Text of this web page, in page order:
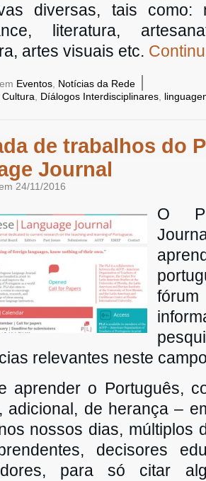
diversas, tais como:
literatura,
artes visuais etc.
Eventos Notícias da Rede |
Cultura Díálogos Interdisciplinares
de trabalhos do
Journal
24/11/2016
O
relevantes neste
aprender o Português,
adicional, de herança –
nossos dias, múltiplos
decisores
para só citar